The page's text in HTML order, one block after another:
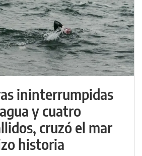
ininterrumpidas
y cuatro
cruzó el mar
historia